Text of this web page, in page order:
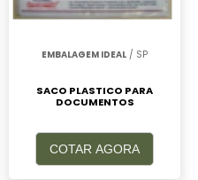
EMBALAGEM IDEAL / SP
SACO PLASTICO PARA
DOCUMENTOS
COTAR AGORA